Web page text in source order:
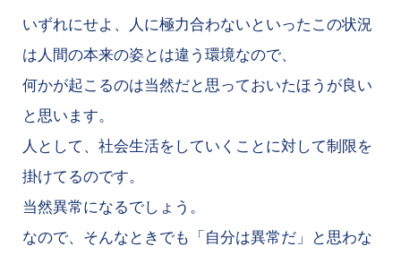
いずれにせよ、人に極力合わないといったこの状況
は人間の本来の姿とは違う環境なので、
何かが起こるのは当然だと思っておいたほうが良い
と思います。
人として、社会生活をしていくことに対して制限を
掛けてるのです。
当然異常になるでしょう。
なので、そんなときでも「自分は異常だ」と思わな